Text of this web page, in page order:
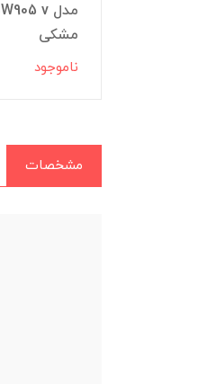
مشکی
ناموجود
مشخصات